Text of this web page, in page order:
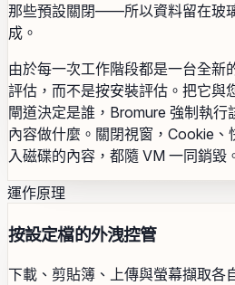
那些預設關閉——所以資料留在玻
成。
由於每一次工作階段都是一台全新
評估，而不是按安裝評估。把它與
閘道決定是誰，Bromure 強制執行
內容做什麼。關閉視窗，Cookie、
入磁碟的內容，都隨 VM 一同銷毀
運作原理
按設定檔的外洩控管
下載、剪貼簿、上傳與螢幕擷取各